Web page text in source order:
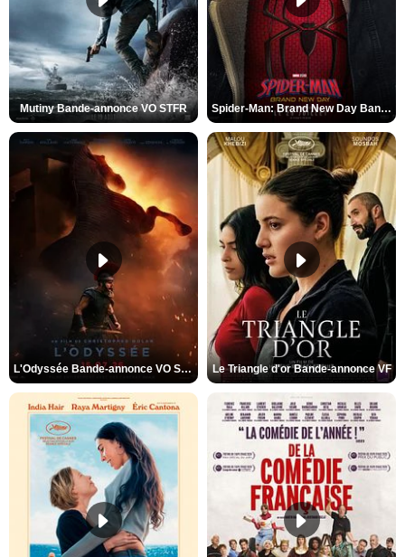
Mutiny Bande-annonce VO STFR Spider-Man: Brand New Day Bande-annonce VO STFR
L'Odyssée Bande-annonce VO STFR Le Triangle d'or Bande-annonce VF